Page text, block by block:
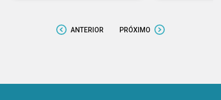
ANTERIOR PRÓXIMO